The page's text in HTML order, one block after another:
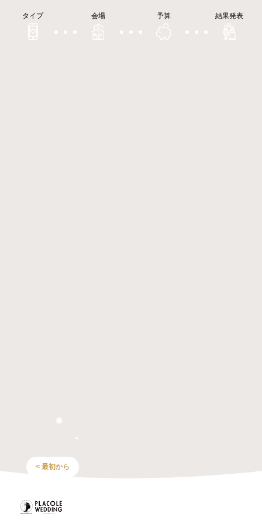
タイプ 会場 予算 結果発表
< 最初から